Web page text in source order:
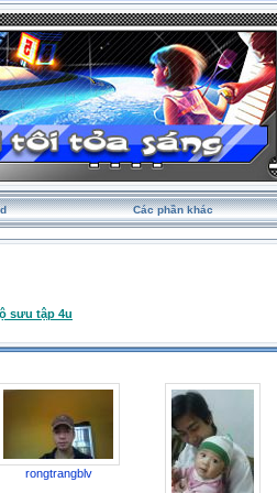
Các phần khác
sưu tập 4u
rongtrangblv